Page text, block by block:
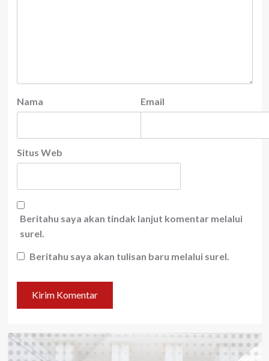
Nama Email
Situs Web
Beritahu saya akan tindak lanjut komentar melalui
surel.
Beritahu saya akan tulisan baru melalui surel.